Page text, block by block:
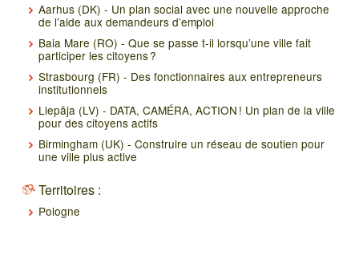
Aarhus (DK) - Un plan social avec une nouvelle approche
de l’aide aux demandeurs d’emploi
Baia Mare (RO) - Que se passe t-il lorsqu’une ville fait
participer les citoyens ?
Strasbourg (FR) - Des fonctionnaires aux entrepreneurs
institutionnels
Liepāja (LV) - DATA, CAMÉRA, ACTION ! Un plan de la ville
pour des citoyens actifs
Birmingham (UK) - Construire un réseau de soutien pour
une ville plus active
Territoires :
Pologne